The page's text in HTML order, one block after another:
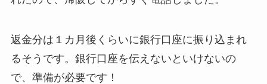
返金分は１カ月後くらいに銀行口座に振り込まれ
るそうです。銀行口座を伝えないといけないの
で、準備が必要です！